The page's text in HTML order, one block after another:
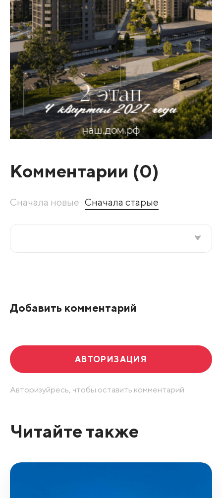
Комментарии (0)
Сначала новые Сначала старые
Добавить комментарий
АВТОРИЗАЦИЯ
Авторизуйресь, чтобы оставить комментарий.
Читайте также